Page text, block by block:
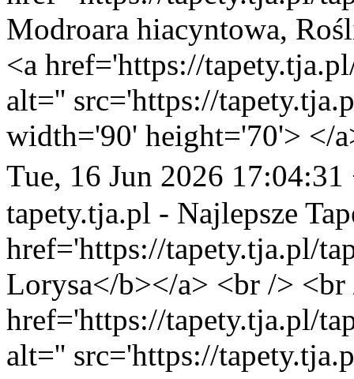
Modroara hiacyntowa,
<a href='https://
alt='' src='https://
width='90' height='70'> </
Tue, 16 Jun 2026 17:04:31
tapety.tja.pl - Najlepsze
href='https://tapety.tja.pl/
Lorysa</b></a> <br />
href='https://tapety.tja.pl/
alt='' src='https://